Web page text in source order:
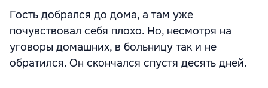
Гость добрался до дома, а там уже
почувствовал себя плохо. Но, несмотря на
уговоры домашних, в больницу так и не
обратился. Он скончался спустя десять дней.